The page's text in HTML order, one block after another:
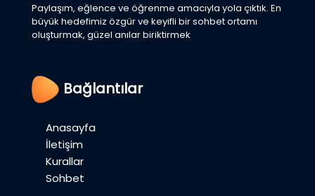
Paylaşım, eğlence ve öğrenme amacıyla yola çıktık. En
büyük hedefimiz özgür ve keyifli bir sohbet ortamı
oluşturmak, güzel anılar biriktirmek
Bağlantılar
Anasayfa
İletişim
Kurallar
Sohbet